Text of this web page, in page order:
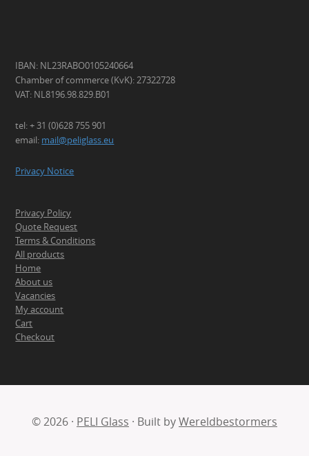
IBAN: NL23RABO0105240664
Chamber of commerce (KvK): 27322728
VAT: NL8196.98.829.B01
tel: + 31 (0)628 755 901
email: mail@peliglass.eu
Privacy Notice
Privacy Policy
Quote Request
Terms & Conditions
All products
Home
About us
Vacancies
My account
Cart
Checkout
© 2026 · PELI Glass · Built byWereldbestormers